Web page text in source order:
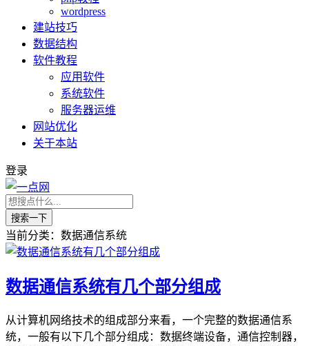
wordpress
建站技巧
数据结构
软件教程
应用软件
系统软件
服务器运维
网站优化
关于本站
登录
搜索一下
当前分类：数据通信系统
数据通信系统有几个部分组成
从计算机网络技术的组成部分来看，一个完整的数据通信系
统，一般有以下几个部分组成：数据终端设备，通信控制器，